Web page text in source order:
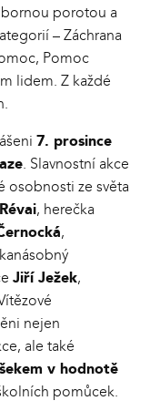
porotou a
– Záchrana
Pomoc
lidem. Z každé
7. prosince
. Slavnostní akce
osobnosti ze světa
, herečka
,
Jiří Ježek,
nejen
ale také
šekem v hodnotě
pomůcek.